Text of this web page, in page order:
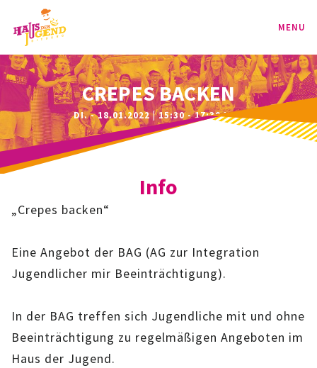
MENU
PROGRAMM
KINDER
JUGEND
SPORT-BAG
IMAG
CREPES BACKEN
DI. - 18.01.2022 | 15:30 - 17:30 UHR
Info
„Crepes backen“
Eine Angebot der BAG (AG zur Integration
Jugendlicher mir Beeinträchtigung).
In der BAG treffen sich Jugendliche mit und ohne
Beeinträchtigung zu regelmäßigen Angeboten im
Haus der Jugend.